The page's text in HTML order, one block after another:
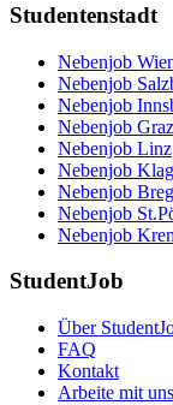
Studentenstadt
Nebenjob
Nebenjob
Nebenjob
Nebenjob Graz
Nebenjob Linz
Nebenjob
Nebenjob
Nebenjob
Nebenjob
StudentJob
Über
FAQ
Kontakt
Arbeite mit uns